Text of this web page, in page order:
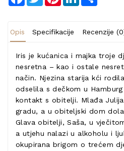
Opis Specifikacije Recenzije
Iris je kućanica i majka troje
nesretna – kao i ostale
način. Njezina starija kći
odselila s dečkom u
kontakt s obitelji. Mlađa
gradu, a u obiteljski dom
Glava obitelji, Saša, u
a utjehu nalazi u alkoholu i
okupirana brigom o trećem